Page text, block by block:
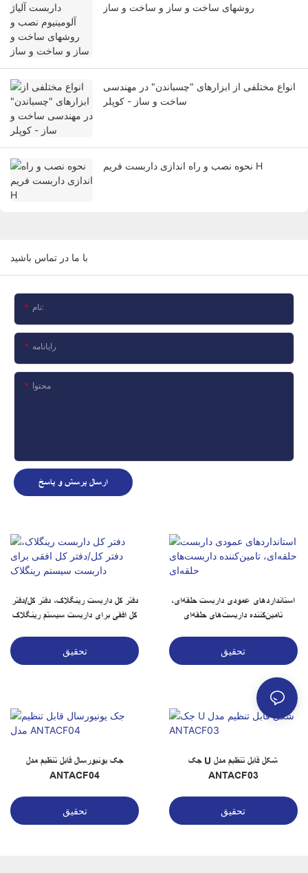
روشهای ساخت و ساز و ساخت و ساز
انواع مختلفی از ابزارهای "چسباندن" در مهندسی
ساخت و ساز - کوپلر
نحوه نصب و راه اندازی داربست فریم H
با ما در تماس باشید
نام:
رایانامه
محتوا
ارسال پرسش و پاسخ
دفتر کل داربست رینگلاک، دفتر کل/دفتر
کل افقی برای داربست سیستم رینگلاک
تحقیق
استانداردهای عمودی داربست حلقه‌ای،
تامین‌کننده داربست‌های حلقه‌ای
تحقیق
جک یونیورسال قابل تنظیم مدل
ANTACF04
تحقیق
جک U شکل قابل تنظیم مدل
ANTACF03
تحقیق